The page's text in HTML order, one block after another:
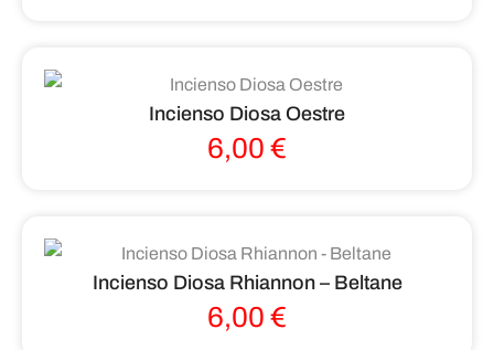
Incienso Diosa Oestre
6,00 €
Incienso Diosa Rhiannon – Beltane
6,00 €